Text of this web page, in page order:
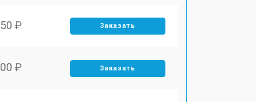
₽ Заказать
₽ Заказать